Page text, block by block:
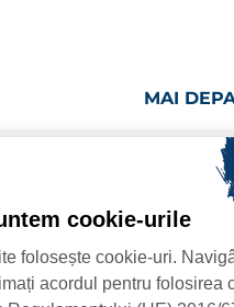
MAI
Contact
cookie-urile
folosește cookie-uri.
acordul pentru folosirea